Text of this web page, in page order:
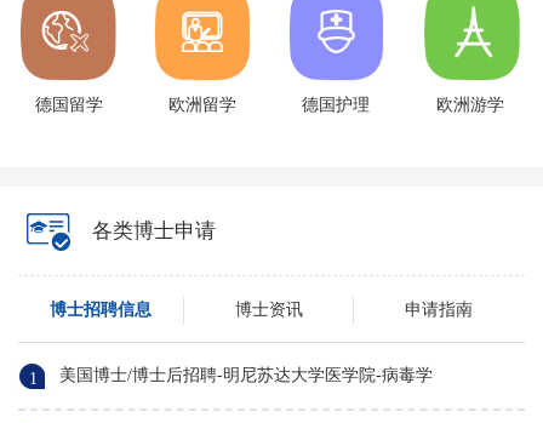
德国留学 欧洲留学 德国护理 欧洲游学
各类博士申请
博士招聘信息 博士资讯 申请指南
1 美国博士/博士后招聘-明尼苏达大学医学院-病毒学